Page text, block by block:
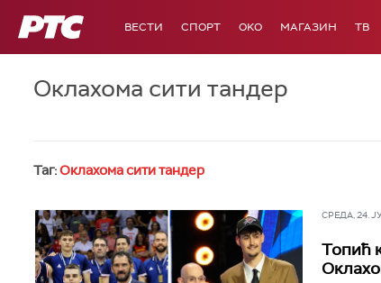
РТС ВЕСТИ СПОРТ OKO МАГАЗИН ТВ
Оклахома сити тандер
Таг:Оклахома сити тандер
СРЕДА, 24.
Топић